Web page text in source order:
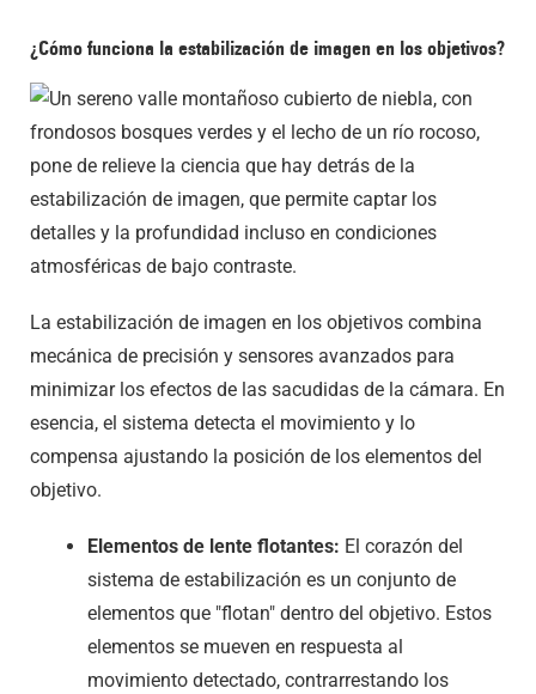
¿Cómo funciona la estabilización de imagen en los objetivos?
La estabilización de imagen en los objetivos combina
mecánica de precisión y sensores avanzados para
minimizar los efectos de las sacudidas de la cámara. En
esencia, el sistema detecta el movimiento y lo
compensa ajustando la posición de los elementos del
objetivo.
Elementos de lente flotantes: El corazón del
sistema de estabilización es un conjunto de
elementos que "flotan" dentro del objetivo. Estos
elementos se mueven en respuesta al
movimiento detectado, contrarrestando los